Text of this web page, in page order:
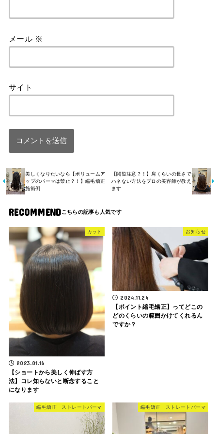
メール ※
サイト
美しくなりたいなら【ボリュームア
ップのパーマは禁止？！】縮毛矯正
施術例
【閲覧注意？！】肩くらいの長さで
ハネない方法をプロの美容師が教え
ます
RECOMMEND
カット
2023.01.16
【ショートから美しく伸ばす方
法】コレ知らないと断念すること
になります
お知らせ
2024.11.24
【ポイント縮毛矯正】ってどこの
どのくらいの範囲かけてくれるん
ですか？
縮毛矯正 ストレートパーマ 縮毛矯正 ストレートパーマ